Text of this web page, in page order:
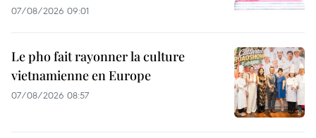
07/08/2026 09:01
Le pho fait rayonner la culture
vietnamienne en Europe
07/08/2026 08:57